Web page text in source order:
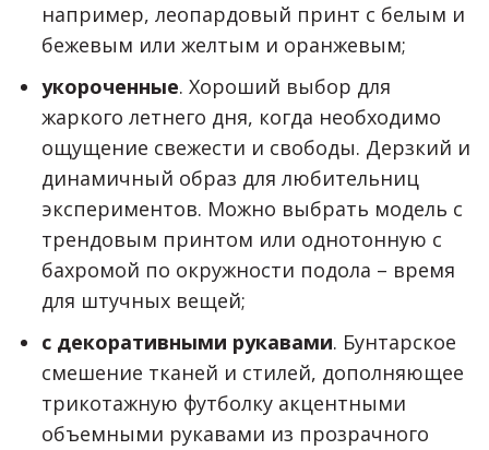
например, леопардовый принт с белым и
бежевым или желтым и оранжевым;
укороченные. Хороший выбор для
жаркого летнего дня, когда необходимо
ощущение свежести и свободы. Дерзкий и
динамичный образ для любительниц
экспериментов. Можно выбрать модель с
трендовым принтом или однотонную с
бахромой по окружности подола – время
для штучных вещей;
с декоративными рукавами. Бунтарское
смешение тканей и стилей, дополняющее
трикотажную футболку акцентными
объемными рукавами из прозрачного